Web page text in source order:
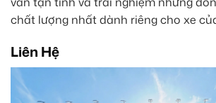
chất lượng nhất dành riêng cho xe
Liên Hệ